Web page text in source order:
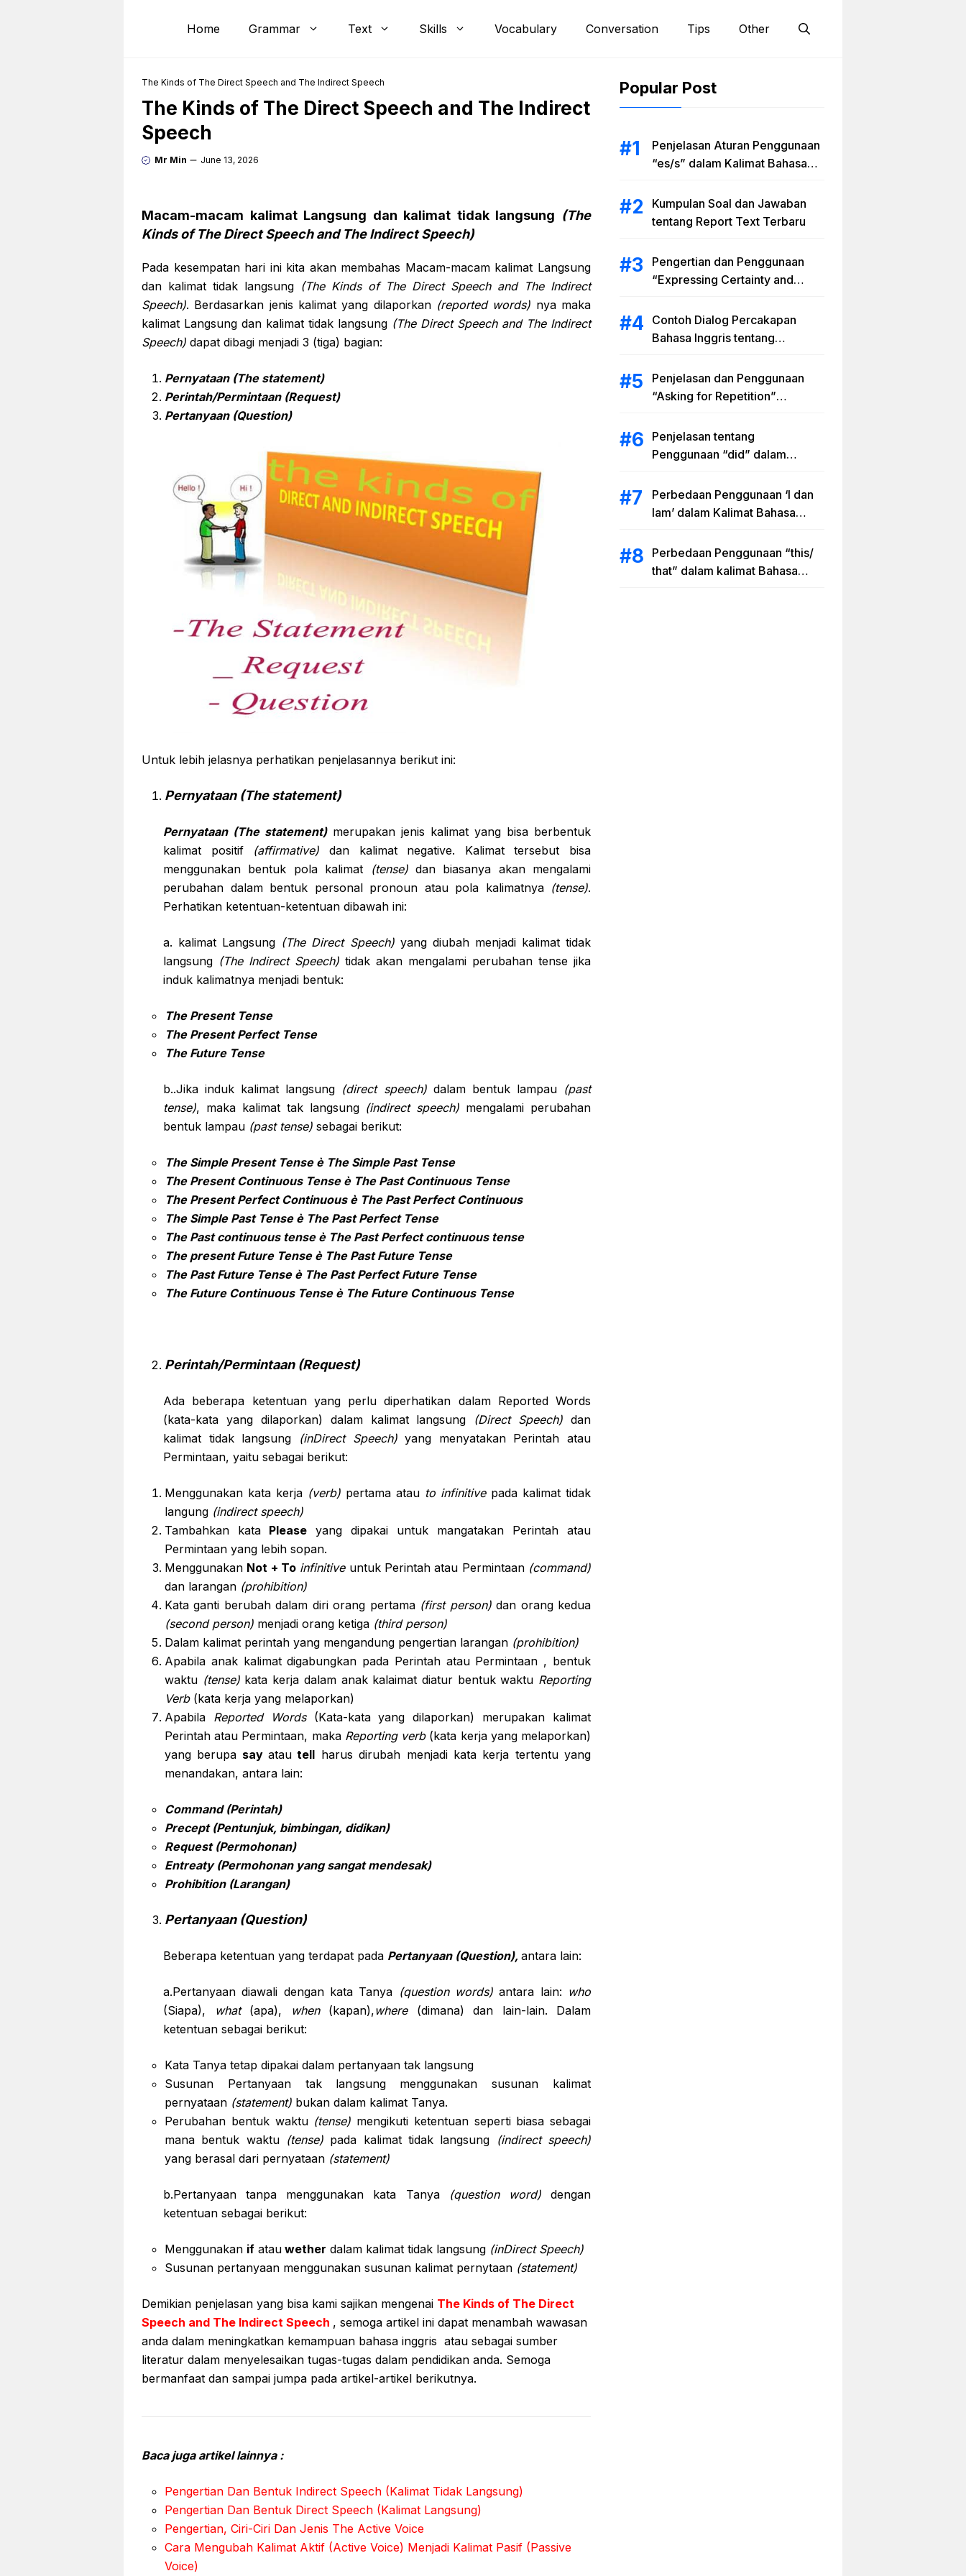
Home Grammar Text Skills Vocabulary Conversation Tips Other
The Kinds of The Direct Speech and The Indirect Speech
The Kinds of The Direct Speech and The Indirect
Speech
Mr Min June 13, 2026
Macam-macam kalimat Langsung dan kalimat tidak langsung (The
Kinds of The Direct Speech and The Indirect Speech)
Pada kesempatan hari ini kita akan membahas Macam-macam kalimat Langsung
dan kalimat tidak langsung(The Kinds of The Direct Speech and The Indirect
Speech). Berdasarkan jenis kalimat yang dilaporkan(reported words) nya maka
kalimat Langsung dan kalimat tidak langsung (The Direct Speech and The Indirect
Speech) dapat dibagi menjadi 3 (tiga) bagian:
Pernyataan (The statement)
Perintah/Permintaan (Request)
Pertanyaan (Question)
Untuk lebih jelasnya perhatikan penjelasannya berikut ini:
Pernyataan (The statement)
Pernyataan (The statement)merupakan jenis kalimat yang bisa berbentuk
kalimat positif (affirmative) dan kalimat negative. Kalimat tersebut bisa
menggunakan bentuk pola kalimat
(tense)dan biasanya akan mengalami
perubahan dalam bentuk personal pronoun atau pola kalimatnya(tense).
Perhatikan ketentuan-ketentuan dibawah ini:
a. kalimat Langsung (The Direct Speech)yang diubah menjadi kalimat tidak
langsung (The Indirect Speech) tidak akan mengalami perubahan tense jika
induk kalimatnya menjadi bentuk:
The Present Tense
The Present Perfect Tense
The Future Tense
b..Jika induk kalimat langsung (direct speech)dalam bentuk lampau (past
tense), maka kalimat tak langsung (indirect speech) mengalami perubahan
bentuk lampau (past tense) sebagai berikut:
The Simple Present Tense è The Simple Past Tense
The Present Continuous Tense è The Past Continuous Tense
The Present Perfect Continuous è The Past Perfect Continuous
The Simple Past Tense è The Past Perfect Tense
The Past continuous tense è The Past Perfect continuous tense
The present Future Tense è The Past Future Tense
The Past Future Tense è The Past Perfect Future Tense
The Future Continuous Tense è The Future Continuous Tense
Perintah/Permintaan (Request)
Ada beberapa ketentuan yang perlu diperhatikan dalam Reported Words
(kata-kata yang dilaporkan) dalam kalimat langsung (Direct Speech) dan
kalimat tidak langsung
(inDirect Speech)yang menyatakan Perintah atau
Permintaan, yaitu sebagai berikut:
Menggunakan kata kerja (verb) pertama atau to infinitivepada kalimat tidak
langung (indirect speech)
Tambahkan kata Please yang dipakai untuk mangatakan Perintah atau
Permintaan yang lebih sopan.
Menggunakan Not + To infinitiveuntuk Perintah atau Permintaan (command)
dan larangan (prohibition)
Kata ganti berubah dalam diri orang pertama (first person)dan orang kedua
(second person) menjadi orang ketiga (third person)
Dalam kalimat perintah yang mengandung pengertian larangan (prohibition)
Apabila anak kalimat digabungkan pada Perintah atau Permintaan , bentuk
waktu (tense)kata kerja dalam anak kalaimat diatur bentuk waktu Reporting
Verb(kata kerja yang melaporkan)
Apabila Reported Words(Kata-kata yang dilaporkan) merupakan kalimat
Perintah atau Permintaan, maka Reporting verb(kata kerja yang melaporkan)
yang berupa sayatau tell harus dirubah menjadi kata kerja tertentu yang
menandakan, antara lain:
Command (Perintah)
Precept (Pentunjuk, bimbingan, didikan)
Request (Permohonan)
Entreaty (Permohonan yang sangat mendesak)
Prohibition (Larangan)
Pertanyaan (Question)
Beberapa ketentuan yang terdapat pada Pertanyaan (Question), antara lain:
a.Pertanyaan diawali dengan kata Tanya (question words) antara lain: who
(Siapa),
what(apa), when(kapan),where(dimana) dan lain-lain. Dalam
ketentuan sebagai berikut:
Kata Tanya tetap dipakai dalam pertanyaan tak langsung
Susunan Pertanyaan tak langsung menggunakan susunan kalimat
pernyataan (statement) bukan dalam kalimat Tanya.
Perubahan bentuk waktu (tense) mengikuti ketentuan seperti biasa sebagai
mana bentuk waktu (tense) pada kalimat tidak langsung (indirect speech)
yang berasal dari pernyataan (statement)
b.Pertanyaan tanpa menggunakan kata Tanya (question word)dengan
ketentuan sebagai berikut:
Menggunakan if atau wether dalam kalimat tidak langsung (inDirect Speech)
Susunan pertanyaan menggunakan susunan kalimat pernytaan (statement)
Demikian penjelasan yang bisa kami sajikan mengenai The Kinds of The Direct
Speech and The Indirect Speech , semoga artikel ini dapat menambah wawasan
anda dalam meningkatkan kemampuan bahasa inggris atau sebagai sumber
literatur dalam menyelesaikan tugas-tugas dalam pendidikan anda. Semoga
bermanfaat dan sampai jumpa pada artikel-artikel berikutnya.
Baca juga artikel lainnya :
Pengertian Dan Bentuk Indirect Speech (Kalimat Tidak Langsung)
Pengertian Dan Bentuk Direct Speech (Kalimat Langsung)
Pengertian, Ciri-Ciri Dan Jenis The Active Voice
Cara Mengubah Kalimat Aktif (Active Voice) Menjadi Kalimat Pasif (Passive
Voice)
Popular Post
Penjelasan Aturan Penggunaan
“es/s” dalam Kalimat Bahasa
Kumpulan Soal dan Jawaban
tentang Report Text Terbaru
Pengertian dan Penggunaan
“Expressing Certainty and
Contoh Dialog Percakapan
Bahasa Inggris tentang
Artinya
Penjelasan dan Penggunaan
“Asking for Repetition”
dan Latihan Soal
Penjelasan tentang
Penggunaan “did” dalam
Perbedaan Penggunaan ‘I dan
Iam’ dalam Kalimat Bahasa
Perbedaan Penggunaan “this/
that” dalam kalimat Bahasa